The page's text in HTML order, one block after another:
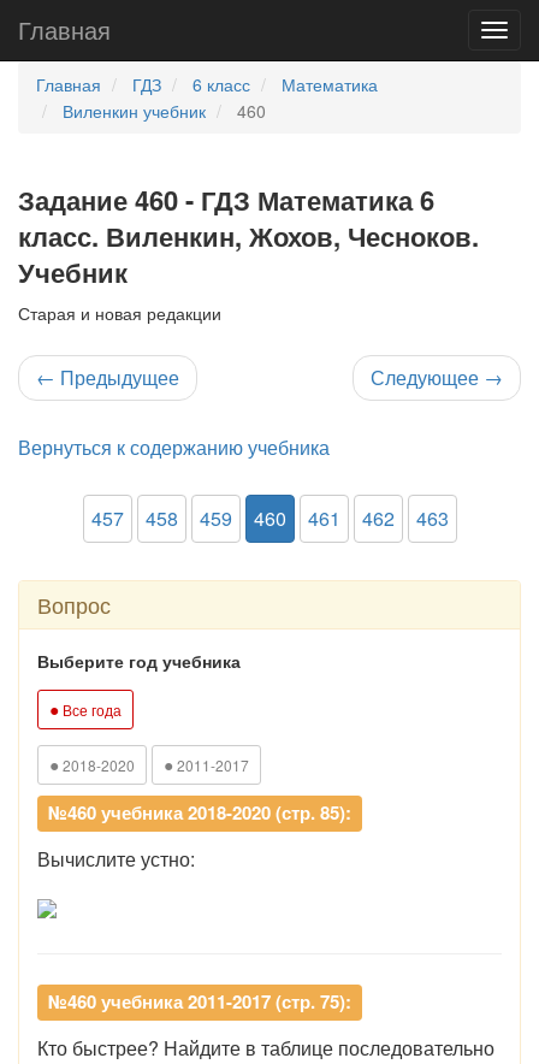
Главная
Главная ГДЗ 6 класс
Математика
Виленкин учебник
460
Задание 460 - ГДЗ Математика 6
класс. Виленкин, Жохов, Чесноков.
Учебник
Старая и новая редакции
← Предыдущее Следующее →
Вернуться к содержанию учебника
457 458 459 460 461 462 463
Вопрос
Выберите год учебника
● Все года
● 2018-2020 ● 2011-2017
№460 учебника 2018-2020 (стр. 85):
Вычислите устно:
№460 учебника 2011-2017 (стр. 75):
Кто быстрее? Найдите в таблице последовательно